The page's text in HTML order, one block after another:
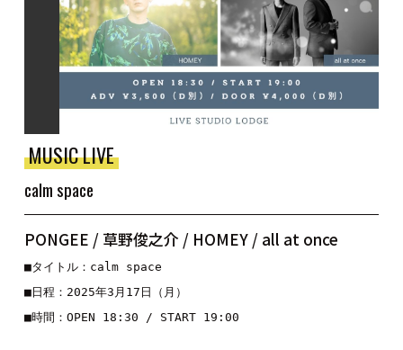
MUSIC LIVE
calm space
PONGEE / 草野俊之介 / HOMEY / all at once
■タイトル：calm space
■日程：2025年3月17日（月）
■時間：OPEN 18:30 / START 19:00